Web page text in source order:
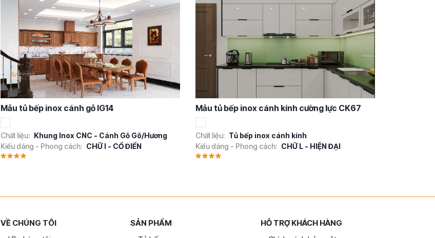
Mẫu tủ bếp inox cánh gỗ IG14
Chất liệu: Khung Inox CNC - Cánh Gỗ Gõ/Hương
Kiểu dáng - Phong cách: CHỮ I - CỔ ĐIỂN
Mẫu tủ bếp inox cánh kính cường lực CK67
Chất liệu: Tủ bếp inox cánh kính
Kiểu dáng - Phong cách: CHỮ L - HIỆN ĐẠI
VỀ CHÚNG TÔI
SẢN PHẨM
HỖ TRỢ KHÁCH HÀNG